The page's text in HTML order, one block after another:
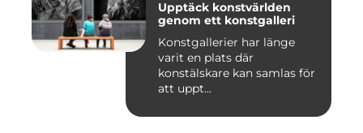
Upptäck konstvärlden
genom ett konstgalleri
Konstgallerier har länge
varit en plats där
konstälskare kan samlas för
att uppt...